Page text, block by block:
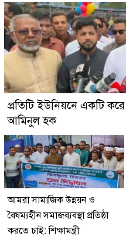
প্রতিটি ইউনিয়নে একটি
আমিনুল হক
আমরা সামাজিক উন্নয়ন ও
বৈষম্যহীন সমাজব্যবস্থা প্রতিষ্ঠা
করতে চাই: শিক্ষামন্ত্রী